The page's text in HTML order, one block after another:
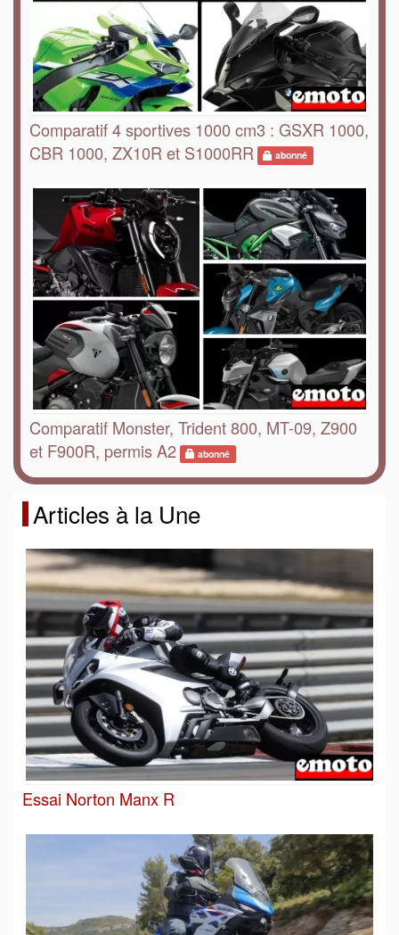
Comparatif 4 sportives 1000 cm3 : GSXR 1000,
CBR 1000, ZX10R et S1000RR
abonné
Comparatif Monster, Trident 800, MT-09, Z900
et F900R, permis A2
abonné
Articles à la Une
Essai Norton Manx R